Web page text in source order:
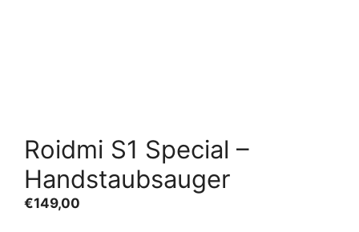
Roidmi S1 Special –
Handstaubsauger
€149,00